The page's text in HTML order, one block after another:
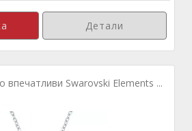
Детали
впечатливи Swarovski Elements ...